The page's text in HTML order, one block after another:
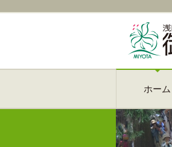
ホーム